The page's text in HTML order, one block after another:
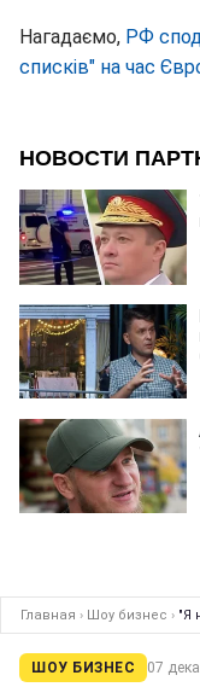
Нагадаємо, РФ
списків" на час
Главная › Шоу бизнес › "Я
ШОУ БИЗНЕС 07